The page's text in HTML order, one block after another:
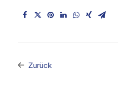
Zurück